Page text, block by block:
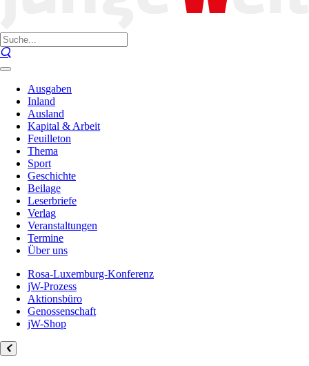
Ausgaben
Inland
Ausland
Kapital & Arbeit
Feuilleton
Thema
Sport
Geschichte
Beilage
Leserbriefe
Verlag
Veranstaltungen
Termine
Über uns
Rosa-Luxemburg-Konferenz
jW-Prozess
Aktionsbüro
Genossenschaft
jW-Shop